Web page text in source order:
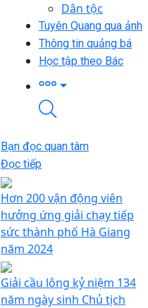
Dân tộc
Tuyên Quang qua ảnh
Thông tin quảng bá
Học tập theo Bác
Bạn đọc quan tâm
Đọc tiếp
Hơn 200 vận động viên
hưởng ứng giải chạy tiếp
sức thành phố Hà Giang
năm 2024
Giải cầu lông kỷ niệm 134
năm ngày sinh Chủ tịch